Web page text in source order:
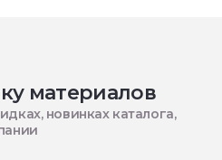
материалов
новинках каталога,